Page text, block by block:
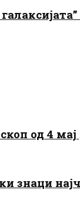
од 4
знаци